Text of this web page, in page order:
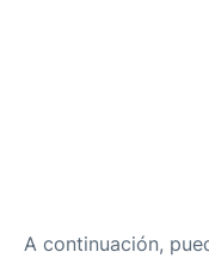
A continuación,